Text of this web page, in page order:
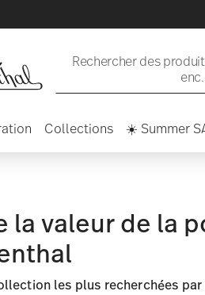
Rechercher des
Collections ☀️ Summer
la valeur de la
les plus recherchées par